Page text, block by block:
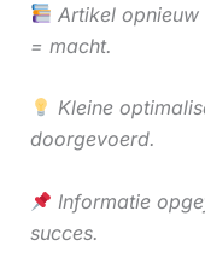
Artikel
= macht.
Kleine
doorgevoerd.
Informatie
succes.